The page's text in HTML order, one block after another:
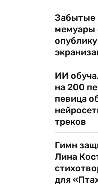
Забытые
мемуары
ИИ
на 200
певица
треков
Гимн
Лина
для